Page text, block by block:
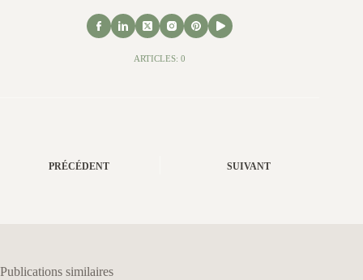
ARTICLES: 0
PRÉCÉDENT SUIVANT
Publications similaires